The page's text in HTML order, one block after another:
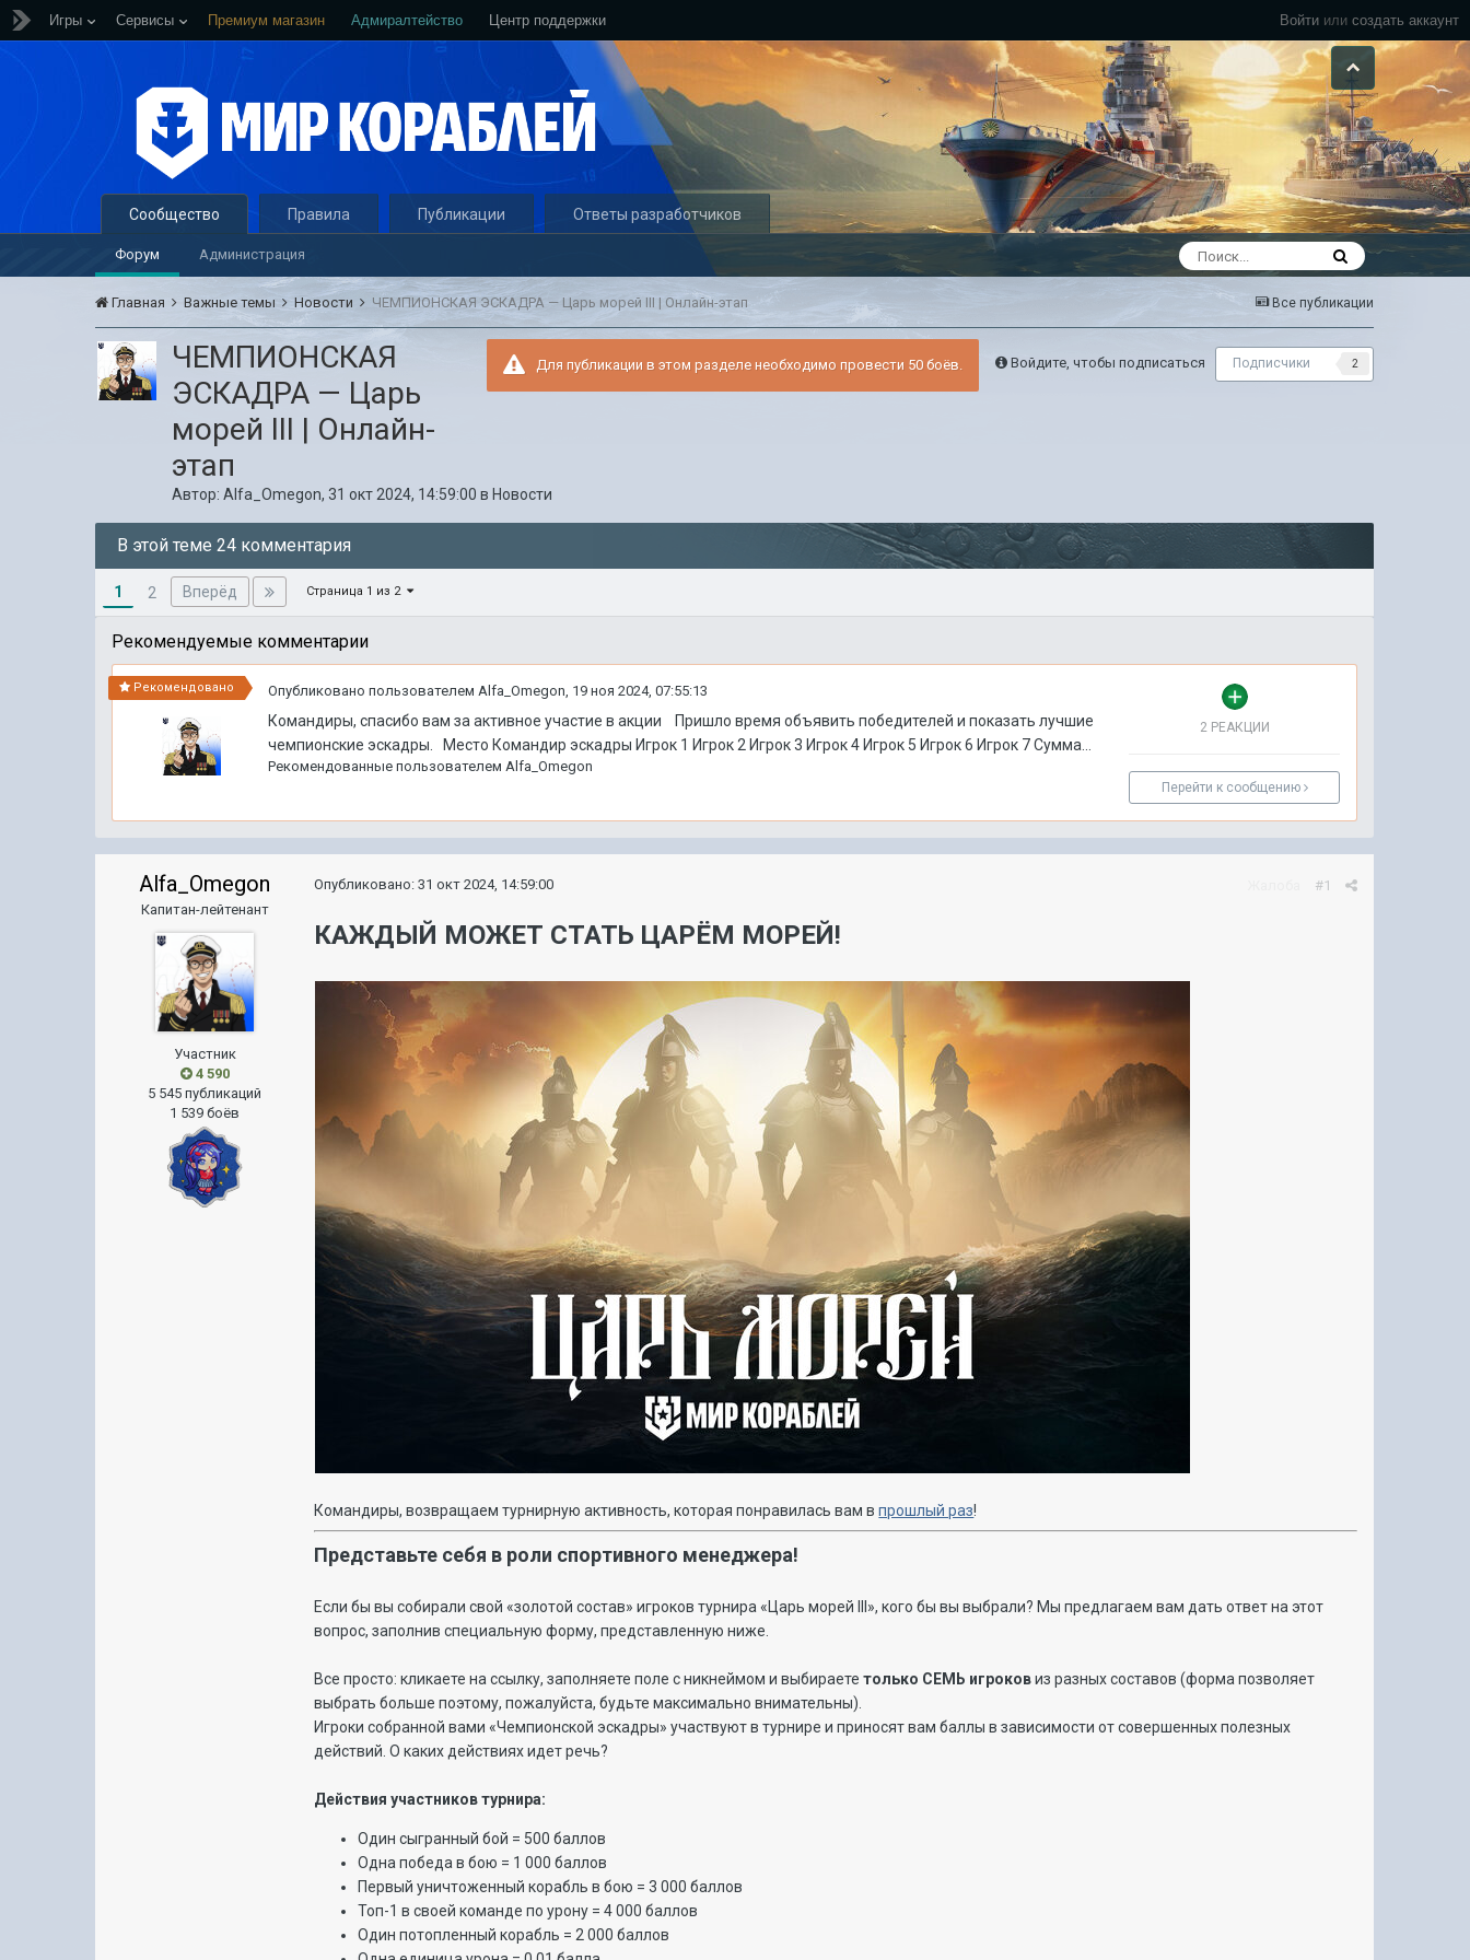
Войти или создать аккаунт
Игры Сервисы Премиум магазин Адмиралтейство Центр поддержки
Сообщество
Форум Администрация
Правила Публикации Ответы разработчиков
Все публикации
Главная Важные темы Новости ЧЕМПИОНСКАЯ ЭСКАДРА — Царь морей III | Онлайн-этап
Войдите, чтобы подписаться Подписчики 2
Для публикации в этом разделе необходимо провести 50 боёв.
ЧЕМПИОНСКАЯ
ЭСКАДРА — Царь
морей III | Онлайн-
этап
Автор:Alfa_Omegon,31 окт 2024, 14:59:00 в Новости
В этой теме 24 комментария
1 2 Вперёд Страница 1 из 2
Рекомендуемые комментарии
Рекомендовано Опубликовано пользователемAlfa_Omegon, 19 ноя 2024, 07:55:13
Командиры, спасибо вам за активное участие в акции Пришло время объявить победителей и показать лучшие
чемпионские эскадры. Место Командир эскадры Игрок 1 Игрок 2 Игрок 3 Игрок 4 Игрок 5 Игрок 6 Игрок 7 Сумма...
Рекомендованные пользователемAlfa_Omegon
2 РЕАКЦИИ
Перейти к сообщению
Alfa_Omegon
Капитан-лейтенант
Участник
4 590
5 545 публикаций
1 539 боёв
#1
Опубликовано:31 окт 2024, 14:59:00
КАЖДЫЙ МОЖЕТ СТАТЬ ЦАРЁМ МОРЕЙ!
Командиры, возвращаем турнирную активность, которая понравилась вам впрошлый раз!
Представьте себя в роли спортивного менеджера!
Если бы вы собирали свой «золотой состав» игроков турнира «Царь морей III», кого бы вы выбрали? Мы предлагаем вам дать ответ на этот
вопрос, заполнив специальную форму, представленную ниже.
Все просто: кликаете на ссылку, заполняете поле с никнеймом и выбираететолько СЕМЬ игроковиз разных составов (форма позволяет
выбрать больше поэтому, пожалуйста, будьте максимально внимательны).
Игроки собранной вами «Чемпионской эскадры» участвуют в турнире и приносят вам баллы в зависимости от совершенных полезных
действий. О каких действиях идет речь?
Действия участников турнира:
Один сыгранный бой = 500 баллов
Одна победа в бою = 1 000 баллов
Первый уничтоженный корабль в бою = 3 000 баллов
Топ-1 в своей команде по урону = 4 000 баллов
Один потопленный корабль = 2 000 баллов